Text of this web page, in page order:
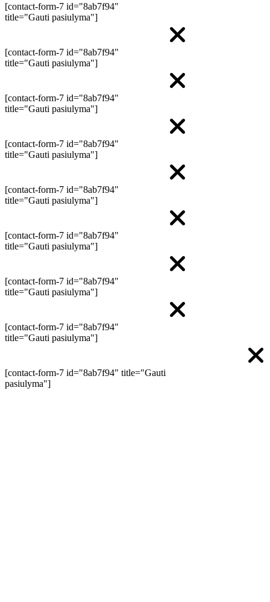
[contact-form-7 id="8ab7f94"
title="Gauti pasiulyma"]
[contact-form-7 id="8ab7f94"
title="Gauti pasiulyma"]
[contact-form-7 id="8ab7f94"
title="Gauti pasiulyma"]
[contact-form-7 id="8ab7f94"
title="Gauti pasiulyma"]
[contact-form-7 id="8ab7f94"
title="Gauti pasiulyma"]
[contact-form-7 id="8ab7f94"
title="Gauti pasiulyma"]
[contact-form-7 id="8ab7f94"
title="Gauti pasiulyma"]
[contact-form-7 id="8ab7f94"
title="Gauti pasiulyma"]
[contact-form-7 id="8ab7f94" title="Gauti
pasiulyma"]